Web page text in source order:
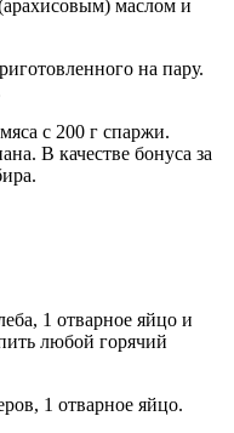
маслом и
на пару.
с 200 г спаржи.
В качестве бонуса за
1 отварное яйцо и
любой горячий
1 отварное яйцо.